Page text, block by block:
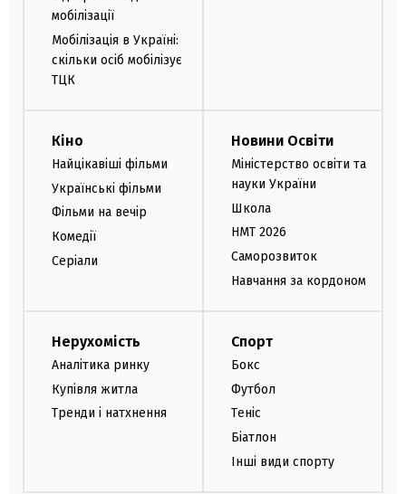
мобілізації
Мобілізація в Україні:
скільки осіб мобілізує
ТЦК
Кіно
Найцікавіші фільми
Українські фільми
Фільми на вечір
Комедії
Серіали
Новини Освіти
Міністерство освіти та
науки України
Школа
НМТ 2026
Саморозвиток
Навчання за кордоном
Нерухомість
Аналітика ринку
Купівля житла
Тренди і натхнення
Спорт
Бокс
Футбол
Теніс
Біатлон
Інші види спорту